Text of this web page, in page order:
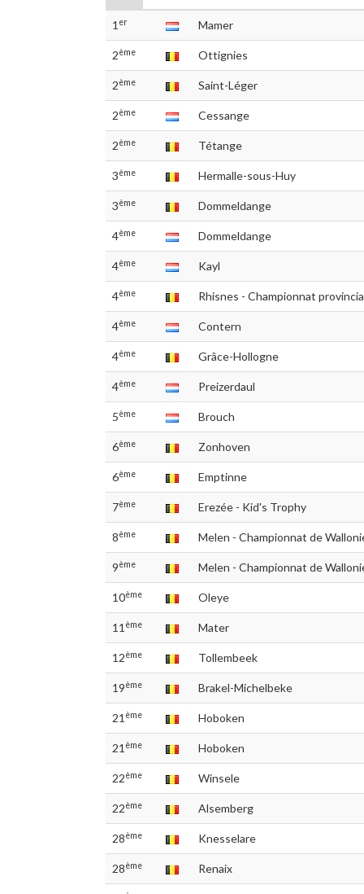
1 er Mamer
2ème Ottignies
2ème Saint-Léger
2ème Cessange
2ème Tétange
3ème Hermalle-sous-Huy
3ème Dommeldange
4ème Dommeldange
4ème Kayl
4ème Rhisnes - Championnat
4ème Contern
4ème Grâce-Hollogne
4ème Preizerdaul
5ème Brouch
6ème Zonhoven
6ème Emptinne
7ème Erezée - Kid's Trophy
8ème Melen - Championnat de
9ème Melen - Championnat de
10ème Oleye
11 ème Mater
12ème Tollembeek
19ème Brakel-Michelbeke
21 ème Hoboken
21 ème Hoboken
22ème Winsele
22ème Alsemberg
28ème Knesselare
28ème Renaix